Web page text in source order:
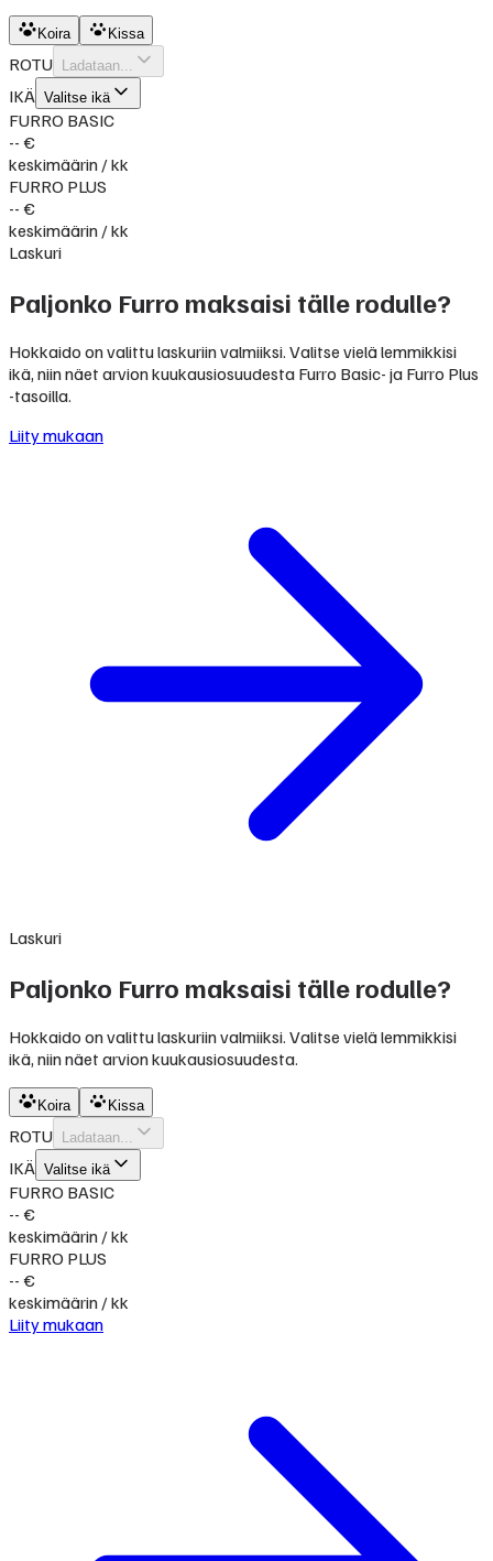
Koira Kissa
ROTU Ladataan...
IKÄ Valitse ikä
FURRO BASIC
-- €
keskimäärin / kk
FURRO PLUS
-- €
keskimäärin / kk
Laskuri
Paljonko Furro maksaisi tälle rodulle?
Hokkaido on valittu laskuriin valmiiksi. Valitse vielä lemmikkisi
ikä, niin näet arvion kuukausiosuudesta Furro Basic- ja Furro Plus
-tasoilla.
Liity mukaan
Laskuri
Paljonko Furro maksaisi tälle rodulle?
Hokkaido on valittu laskuriin valmiiksi. Valitse vielä lemmikkisi
ikä, niin näet arvion kuukausiosuudesta.
Koira Kissa
ROTU Ladataan...
IKÄ Valitse ikä
FURRO BASIC
-- €
keskimäärin / kk
FURRO PLUS
-- €
keskimäärin / kk
Liity mukaan